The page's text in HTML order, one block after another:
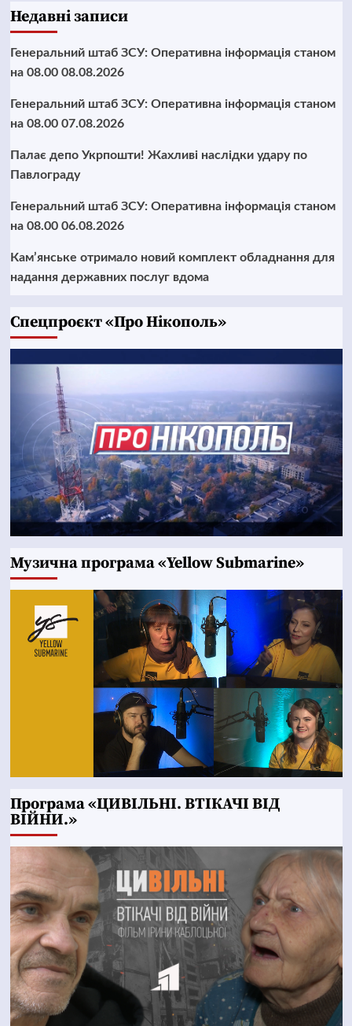
Недавні записи
Генеральний штаб ЗСУ: Оперативна інформація станом
на 08.00 08.08.2026
Генеральний штаб ЗСУ: Оперативна інформація станом
на 08.00 07.08.2026
Палає депо Укрпошти! Жахливі наслідки удару по
Павлограду
Генеральний штаб ЗСУ: Оперативна інформація станом
на 08.00 06.08.2026
Кам’янське отримало новий комплект обладнання для
надання державних послуг вдома
Cпецпроєкт «Про Нікополь»
Музична програма «Yellow Submarine»
Програма «ЦИВІЛЬНІ. ВТІКАЧІ ВІД
ВІЙНИ.»